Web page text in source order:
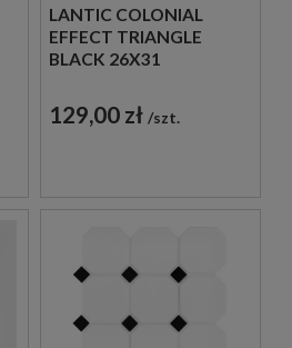
LANTIC COLONIAL
EFFECT TRIANGLE
BLACK 26X31
DEKORACYJNA
SZKLANA
129,00 zł szt.